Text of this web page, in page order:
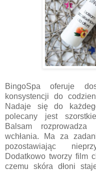
BingoSpa oferuje
konsystencji do
Nadaje się do
polecany jest
Balsam
wchłania. Ma za
pozostawiając
Dodatkowo tworzy film
czemu skóra dłoni